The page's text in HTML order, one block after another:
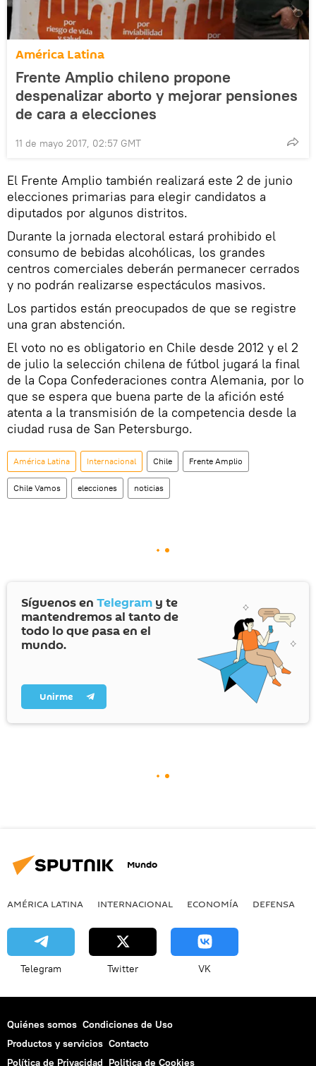
América Latina
Frente Amplio chileno propone
despenalizar aborto y mejorar pensiones
de cara a elecciones
11 de mayo 2017, 02:57 GMT
El Frente Amplio también realizará este 2 de junio
elecciones primarias para elegir candidatos a
diputados por algunos distritos.
Durante la jornada electoral estará prohibido el
consumo de bebidas alcohólicas, los grandes
centros comerciales deberán permanecer cerrados
y no podrán realizarse espectáculos masivos.
Los partidos están preocupados de que se registre
una gran abstención.
El voto no es obligatorio en Chile desde 2012 y el 2
de julio la selección chilena de fútbol jugará la final
de la Copa Confederaciones contra Alemania, por lo
que se espera que buena parte de la afición esté
atenta a la transmisión de la competencia desde la
ciudad rusa de San Petersburgo.
América Latina Internacional Chile Frente Amplio
Chile Vamos elecciones noticias
Síguenos en Telegram y te
mantendremos al tanto de
todo lo que pasa en el
mundo.
Unirme
Mundo
AMÉRICA LATINA INTERNACIONAL ECONOMÍA DEFENSA
Telegram Twitter VK
Quiénes somos Condiciones de Uso
Productos y servicios Contacto
Política de Privacidad Politica de Cookies